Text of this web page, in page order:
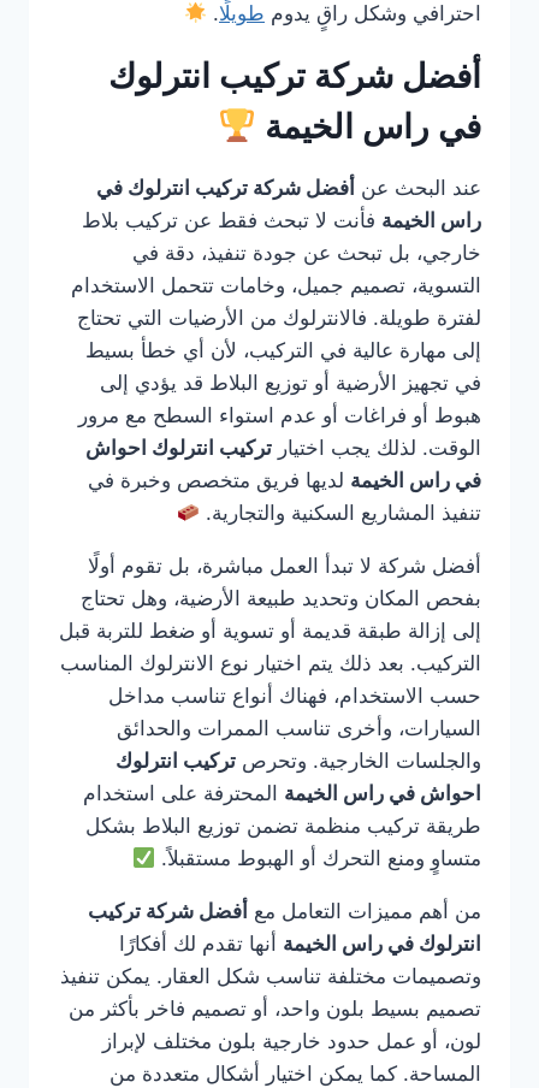
احترافي وشكل راقٍ يدوم طويلًا.
أفضل شركة تركيب انترلوك
في راس الخيمة
عند البحث عن أفضل شركة تركيب انترلوك في
راس الخيمة فأنت لا تبحث فقط عن تركيب بلاط
خارجي، بل تبحث عن جودة تنفيذ، دقة في
التسوية، تصميم جميل، وخامات تتحمل الاستخدام
لفترة طويلة. فالانترلوك من الأرضيات التي تحتاج
إلى مهارة عالية في التركيب، لأن أي خطأ بسيط
في تجهيز الأرضية أو توزيع البلاط قد يؤدي إلى
هبوط أو فراغات أو عدم استواء السطح مع مرور
الوقت. لذلك يجب اختيار تركيب انترلوك احواش
في راس الخيمة لديها فريق متخصص وخبرة في
تنفيذ المشاريع السكنية والتجارية.
أفضل شركة لا تبدأ العمل مباشرة، بل تقوم أولًا
بفحص المكان وتحديد طبيعة الأرضية، وهل تحتاج
إلى إزالة طبقة قديمة أو تسوية أو ضغط للتربة قبل
التركيب. بعد ذلك يتم اختيار نوع الانترلوك المناسب
حسب الاستخدام، فهناك أنواع تناسب مداخل
السيارات، وأخرى تناسب الممرات والحدائق
والجلسات الخارجية. وتحرص تركيب انترلوك
احواش في راس الخيمة المحترفة على استخدام
طريقة تركيب منظمة تضمن توزيع البلاط بشكل
متساوٍ ومنع التحرك أو الهبوط مستقبلاً.
من أهم مميزات التعامل مع أفضل شركة تركيب
انترلوك في راس الخيمة أنها تقدم لك أفكارًا
وتصميمات مختلفة تناسب شكل العقار. يمكن تنفيذ
تصميم بسيط بلون واحد، أو تصميم فاخر بأكثر من
لون، أو عمل حدود خارجية بلون مختلف لإبراز
المساحة. كما يمكن اختيار أشكال متعددة من